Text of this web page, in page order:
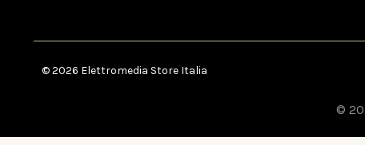
© 2026 Elettromedia Store Italia
©